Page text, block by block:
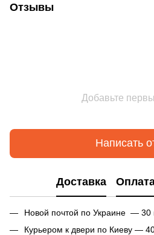
Отзывы
Добавьте
Написать
Доставка
Новой почтой по Украине — 30
Курьером к двери по Киеву — 40